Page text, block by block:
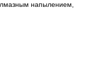
напылением,